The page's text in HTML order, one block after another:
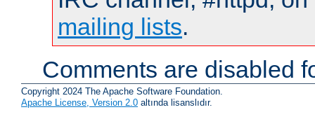
mailing lists.
Comments are disabled
Copyright 2024 The Apache Software Foundation.
Apache License, Version 2.0 altında lisanslıdır.